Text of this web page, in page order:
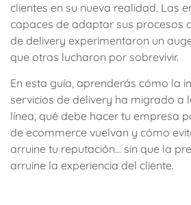
clientes en su nueva realidad. Las
capaces de adaptar sus procesos
de delivery experimentaron un
que otras lucharon por sobrevivir.
En esta guía, aprenderás cómo la
servicios de delivery ha migrado a
línea, qué debe hacer tu empresa
de ecommerce vuelvan y cómo
arruine tu reputación… sin que la
arruine la experiencia del cliente.